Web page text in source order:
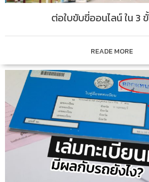
ต่อใบขับขี่ออนไลน์ ใน 3
READE MORE